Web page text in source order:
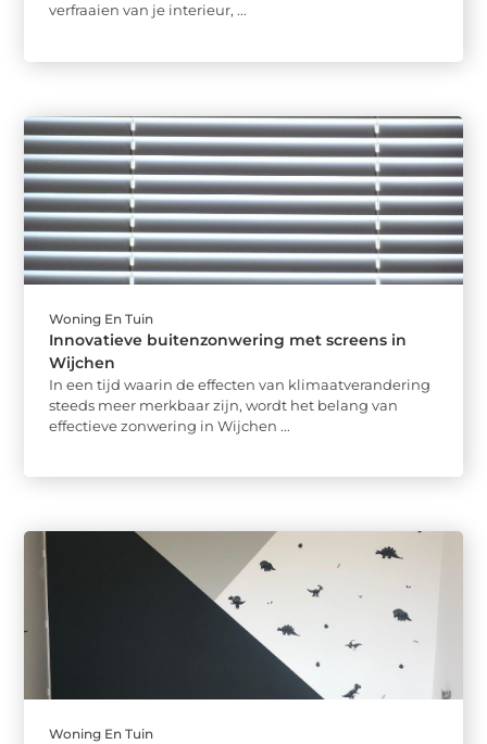
verfraaien van je interieur, ...
Woning En Tuin
Innovatieve buitenzonwering met screens in
Wijchen
In een tijd waarin de effecten van klimaatverandering
steeds meer merkbaar zijn, wordt het belang van
effectieve zonwering in Wijchen ...
Woning En Tuin